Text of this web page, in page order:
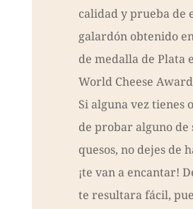
calidad y prueba de
galardón obtenido
de medalla de Plata
World Cheese
Si alguna vez tienes
de probar alguno de
quesos, no dejes de
¡te van a encantar!
te resultara fácil,